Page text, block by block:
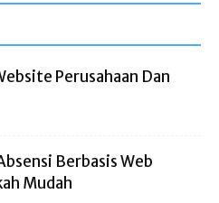
Perusahaan Dan
Berbasis Web
Mudah